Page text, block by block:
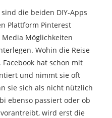
die beiden DIY-Apps
Plattform Pinterest
Möglichkeiten
Wohin die Reise
hat schon mit
und nimmt sie oft
sie sich als nicht nützlich
ebenso passiert oder ob
wird erst die